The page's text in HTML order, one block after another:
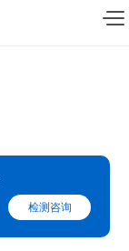
检测咨询